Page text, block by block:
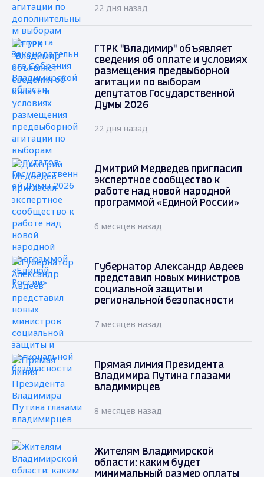
22 дня назад
ГТРК "Владимир" объявляет
сведения об оплате и условиях
размещения предвыборной
агитации по выборам
депутатов Государственной
Думы 2026
22 дня назад
Дмитрий Медведев пригласил
экспертное сообщество к
работе над новой народной
программой «Единой России»
6 месяцев назад
Губернатор Александр Авдеев
представил новых министров
социальной защиты и
региональной безопасности
7 месяцев назад
Прямая линия Президента
Владимира Путина глазами
владимирцев
8 месяцев назад
Жителям Владимирской
области: каким будет
минимальный размер оплаты